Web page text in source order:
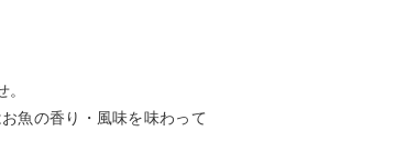
魚の香り・風味を味わって